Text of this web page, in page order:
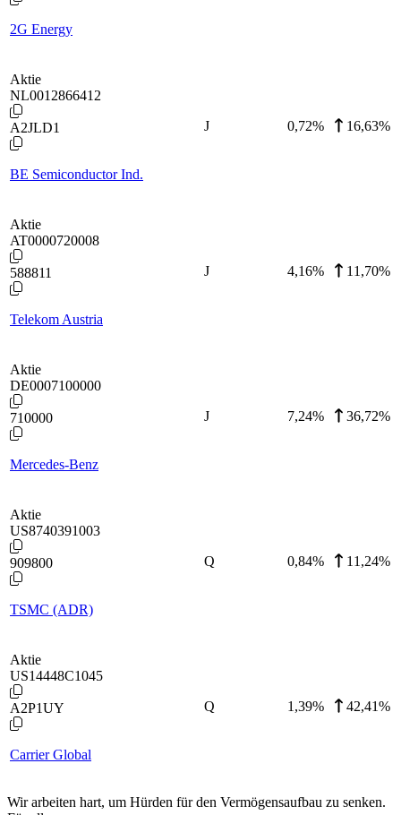
2G Energy
Aktie
NL0012866412
A2JLD1
BE Semiconductor Ind.
J 0,72% 16,63%
Aktie
AT0000720008
588811
Telekom Austria
J 4,16% 11,70%
Aktie
DE0007100000
710000
Mercedes-Benz
J 7,24% 36,72%
Aktie
US8740391003
909800
TSMC (ADR)
Q 0,84% 11,24%
Aktie
US14448C1045
A2P1UY
Carrier Global
Q 1,39% 42,41%
Wir arbeiten hart, um Hürden für den Vermögensaufbau zu senken.